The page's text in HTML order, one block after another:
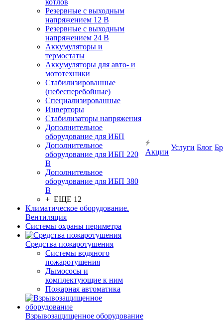
котлов
Резервные с выходным
напряжением 12 В
Резервные с выходным
напряжением 24 В
Аккумуляторы и
термостаты
Аккумуляторы для авто- и
мототехники
Стабилизированные
(небесперебойные)
Специализированные
Инверторы
Стабилизаторы напряжения
Дополнительное
оборудование для ИБП
Дополнительное
оборудование для ИБП 220
В
Дополнительное
оборудование для ИБП 380
В
+ ЕЩЕ 12
Климатическое оборудование.
Вентиляция
Системы охраны периметра
Средства пожаротушения
Системы водяного
пожаротушения
Дымососы и
комплектующие к ним
Пожарная автоматика
Взрывозащищенное оборудование
Акции
Услуги Блог